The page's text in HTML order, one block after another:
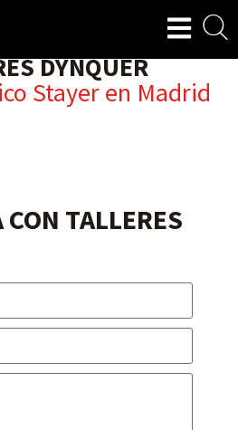
DYNQUER
Stayer en Madrid
CON TALLERES